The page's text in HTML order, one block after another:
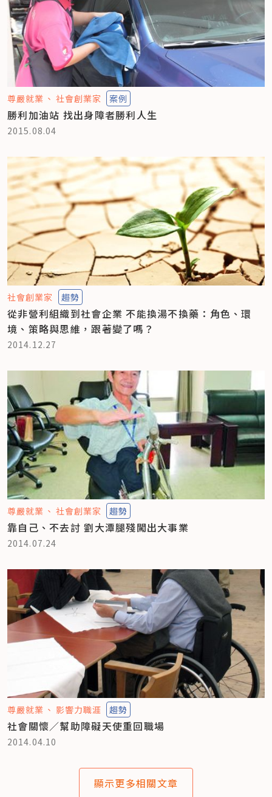
尊嚴就業 社會創業家 案例
勝利加油站 找出身障者勝利人生
2015.08.04
社會創業家 趨勢
從非營利組織到社會企業 不能換湯不換藥：角色、環
境、策略與思維，跟著變了嗎？
2014.12.27
尊嚴就業 社會創業家 趨勢
靠自己、不去討 劉大潭腿殘闖出大事業
2014.07.24
尊嚴就業 影響力職涯 趨勢
社會關懷／幫助障礙天使重回職場
2014.04.10
顯示更多相關文章